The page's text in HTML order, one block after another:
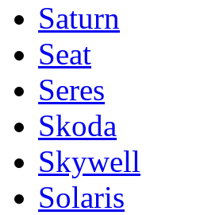
Saturn
Seat
Seres
Skoda
Skywell
Solaris